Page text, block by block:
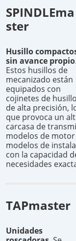
SPINDLEma
ster
Husillo
sin avance propio.
Estos husillos de
mecanizado están
equipados con
cojinetes de husillo
de alta precisión,
que provoca un
carcasa de
modelos de
modelos de
con la capacidad
necesidades
TAPmaster
Unidades